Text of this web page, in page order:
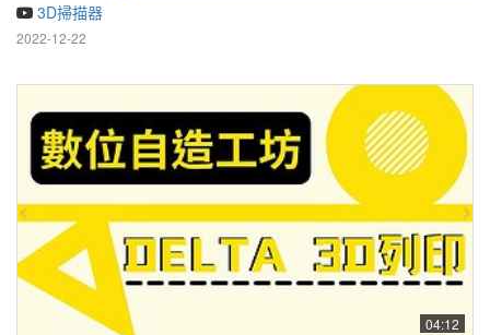
3D掃描器
2022-12-22
04:12